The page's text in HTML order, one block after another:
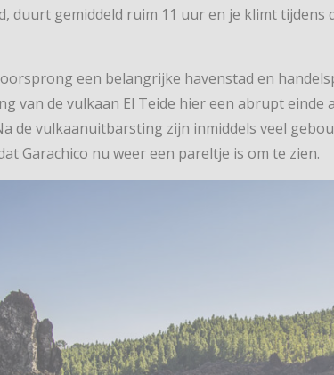
duurt gemiddeld ruim 11 uur en je klimt tijdens
een belangrijke havenstad en
van de vulkaan El Teide hier een abrupt einde
de vulkaanuitbarsting zijn inmiddels veel
Garachico nu weer een pareltje is om te zien.